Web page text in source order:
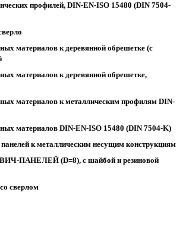
профилей, DIN-EN-ISO 15480 (DIN 7504-
материалов к деревянной обрешетке (с
материалов к деревянной обрешетке,
материалов к металлическим профилям DIN-
материалов DIN-EN-ISO 15480 (DIN 7504-K)
к металлическим несущим конструкциям
ПАНЕЛЕЙ (D=8), с шайбой и резиновой
сверлом